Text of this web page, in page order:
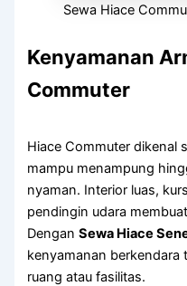
Sewa Hiace
Kenyamanan
Commuter
Hiace Commuter dikenal
mampu menampung
nyaman. Interior luas,
pendingin udara
DenganSewa Hiace
kenyamanan berkendara
ruang atau fasilitas.